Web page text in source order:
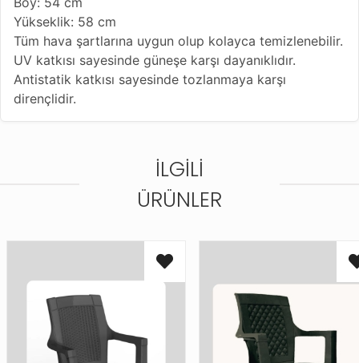
Yükseklik: 58 cm
Tüm hava şartlarına uygun olup kolayca temizlenebilir.
UV katkısı sayesinde güneşe karşı dayanıklıdır.
Antistatik katkısı sayesinde tozlanmaya karşı
dirençlidir.
İLGILI
ÜRÜNLER